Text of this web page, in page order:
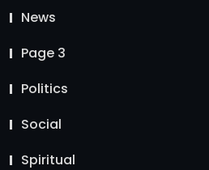
News
Page 3
Politics
Social
Spiritual